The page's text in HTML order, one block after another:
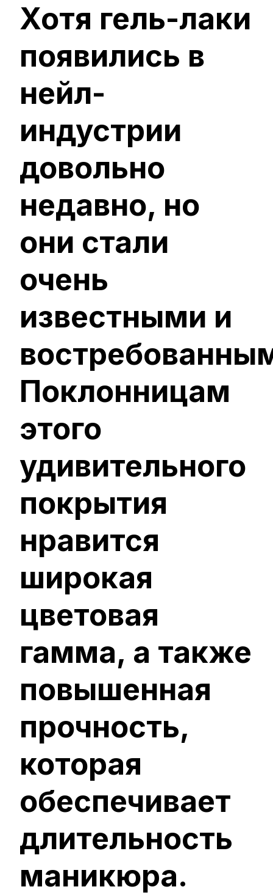
Хотя гель-лаки
появились в
нейл-
индустрии
довольно
недавно, но
они стали
очень
известными и
Поклонницам
этого
удивительного
покрытия
нравится
широкая
цветовая
гамма, а также
повышенная
прочность,
которая
обеспечивает
длительность
маникюра.